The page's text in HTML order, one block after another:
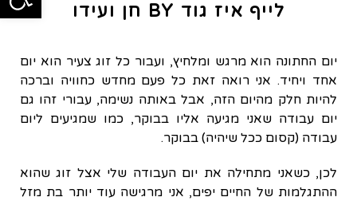
לייף איז גוד BY חן ועידו
יום החתונה הוא מרגש ומלחיץ, ועבור כל זוג צעיר הוא יום
אחד ויחיד. אני רואה זאת כל פעם מחדש כחוויה וברכה
להיות חלק מהיום הזה, אבל באותה נשימה, עבורי זהו גם
יום עבודה שאני מגיעה אליו בבוקר, כמו שמגיעים ליום
עבודה (קסום ככל שיהיה) בבוקר.
לכן, כשאני מתחילה את יום העבודה שלי אצל זוג שהוא
ההתגלמות של החיים יפים, אני מרגישה עוד יותר בת מזל